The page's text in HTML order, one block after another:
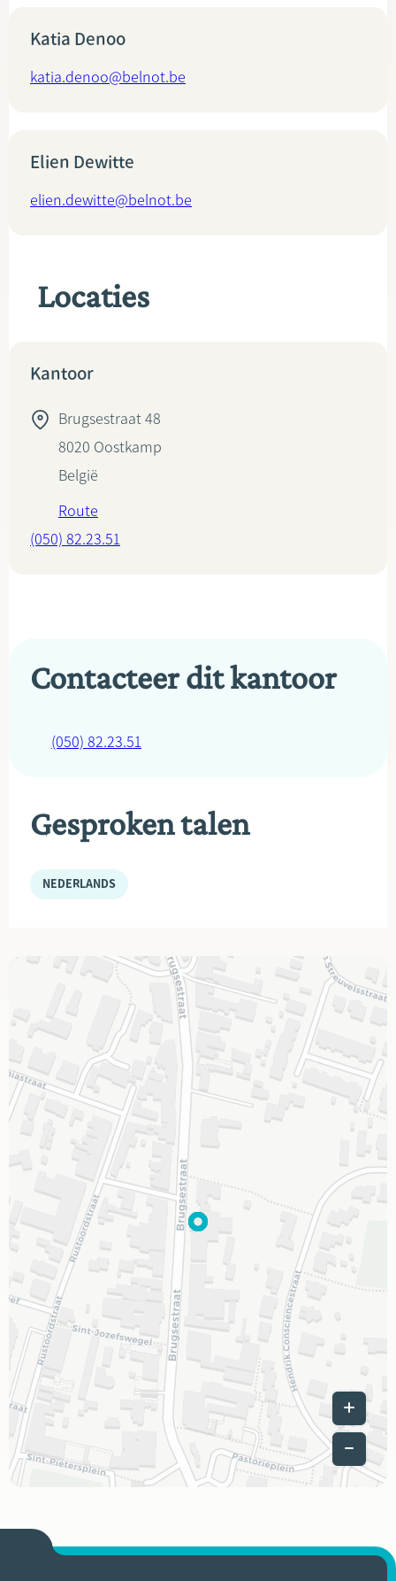
Katia Denoo
katia.denoo@belnot.be
Elien Dewitte
elien.dewitte@belnot.be
Locaties
Kantoor
Brugsestraat 48
8020 Oostkamp
België
Route
(050) 82.23.51
Contacteer dit kantoor
(050) 82.23.51
Gesproken talen
NEDERLANDS
Leaflet